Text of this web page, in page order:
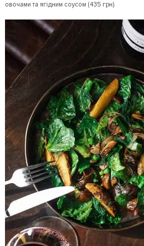
овочами та ягідним соусом (435 грн).